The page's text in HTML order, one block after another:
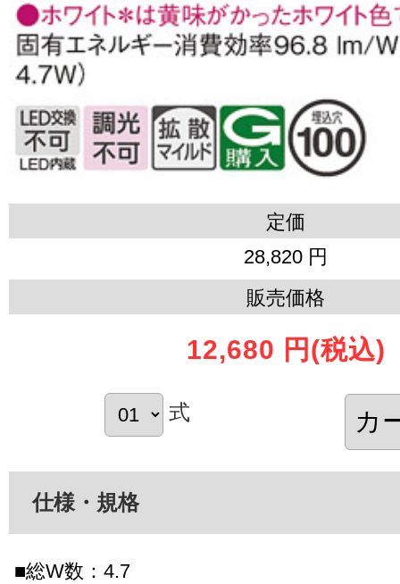
定価
28,820 円
販売価格
12,680 円 (税込)
式
仕様・規格
■総W数：4.7